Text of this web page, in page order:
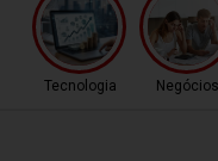
Tecnologia Negócios